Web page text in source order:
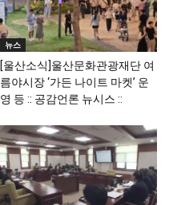
뉴스
[울산소식]울산문화관광재단 여
름야시장 ‘가든 나이트 마켓’ 운
영 등 :: 공감언론 뉴시스 ::